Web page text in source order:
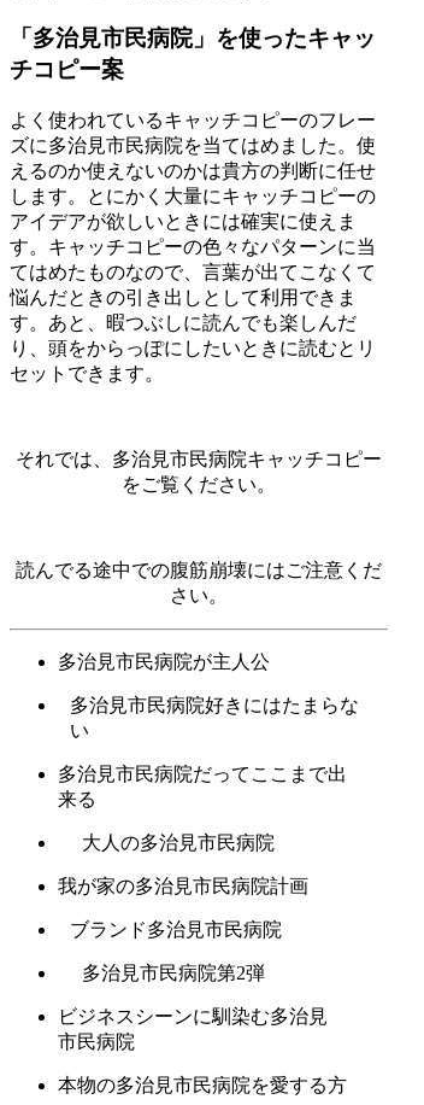
「多治見市民病院」を使ったキャッ
チコピー案
よく使われているキャッチコピーのフレー
ズに多治見市民病院を当てはめました。使
えるのか使えないのかは貴方の判断に任せ
します。とにかく大量にキャッチコピーの
アイデアが欲しいときには確実に使えま
す。キャッチコピーの色々なパターンに当
てはめたものなので、言葉が出てこなくて
悩んだときの引き出しとして利用できま
す。あと、暇つぶしに読んでも楽しんだ
り、頭をからっぽにしたいときに読むとリ
セットできます。
それでは、多治見市民病院キャッチコピー
をご覧ください。
読んでる途中での腹筋崩壊にはご注意くだ
さい。
多治見市民病院が主人公
多治見市民病院好きにはたまらな
い
多治見市民病院だってここまで出
来る
大人の多治見市民病院
我が家の多治見市民病院計画
ブランド多治見市民病院
多治見市民病院第2弾
ビジネスシーンに馴染む多治見
市民病院
本物の多治見市民病院を愛する方